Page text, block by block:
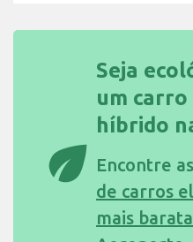
eco
Seja
um
híbrido
Encontre as
de carros
mais